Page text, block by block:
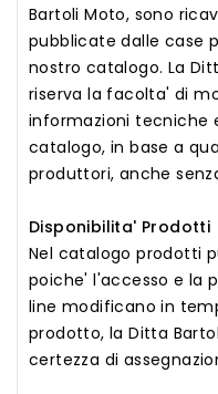
Bartoli Moto, sono
pubblicate dalle case
nostro catalogo. La
riserva la facolta' di
informazioni tecniche
catalogo, in base a
produttori, anche
Disponibilita' Prodotti
Nel catalogo prodotti
poiche' l'accesso e la
line modificano in
prodotto, la Ditta
certezza di